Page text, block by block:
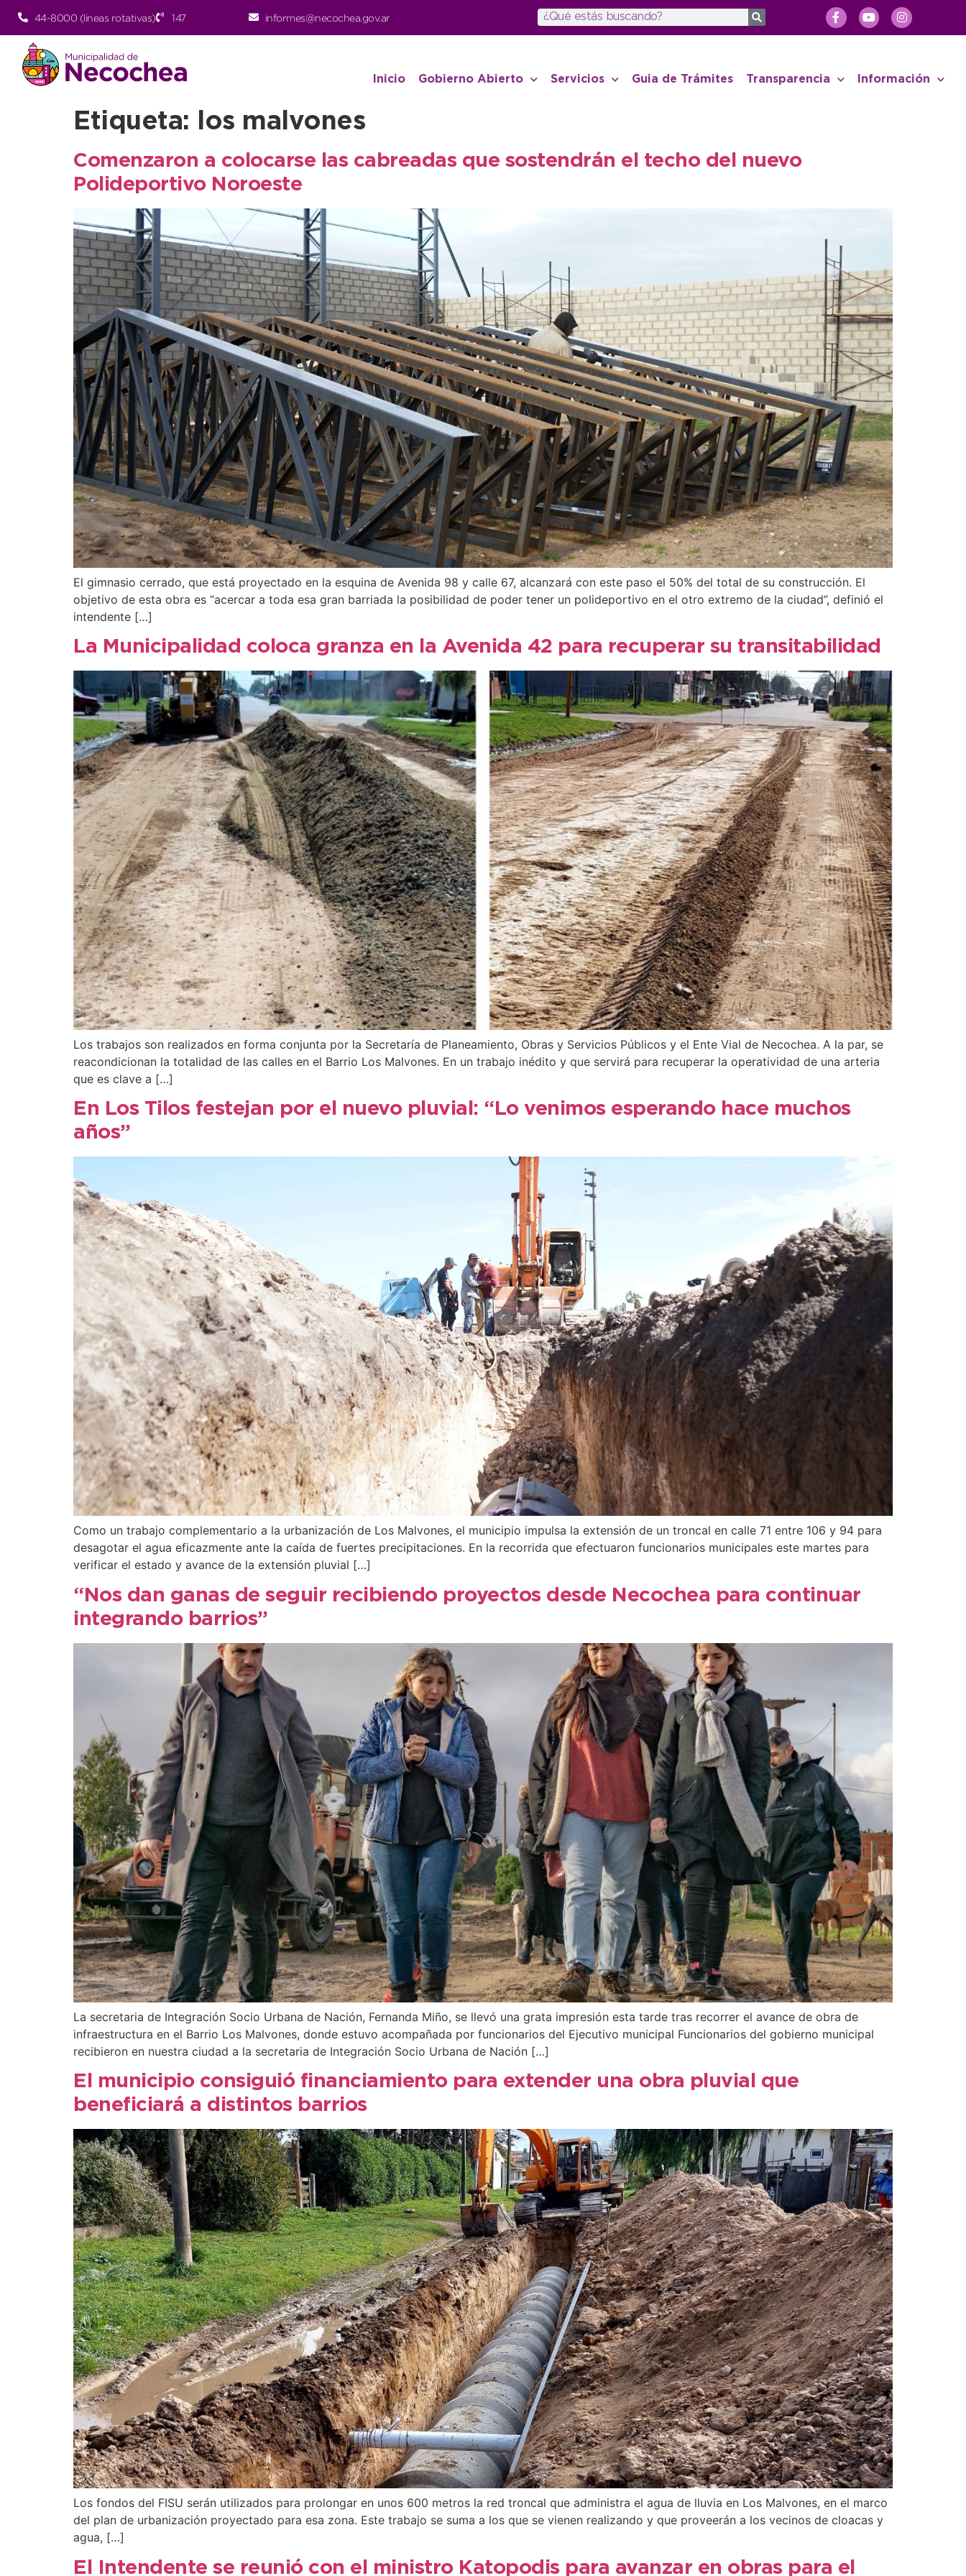
44-8000 (lineas rotativas) 147 informes@necochea.gov.ar
Inicio Gobierno Abierto Servicios Guia de Trámites Transparencia Información
Etiqueta: los malvones
Comenzaron a colocarse las cabreadas que sostendrán el techo del nuevo
Polideportivo Noroeste
El gimnasio cerrado, que está proyectado en la esquina de Avenida 98 y calle 67, alcanzará con este paso el 50% del total de su construcción. El
objetivo de esta obra es “acercar a toda esa gran barriada la posibilidad de poder tener un polideportivo en el otro extremo de la ciudad”, definió el
intendente […]
La Municipalidad coloca granza en la Avenida 42 para recuperar su transitabilidad
Los trabajos son realizados en forma conjunta por la Secretaría de Planeamiento, Obras y Servicios Públicos y el Ente Vial de Necochea. A la par, se
reacondicionan la totalidad de las calles en el Barrio Los Malvones. En un trabajo inédito y que servirá para recuperar la operatividad de una arteria
que es clave a […]
En Los Tilos festejan por el nuevo pluvial: “Lo venimos esperando hace muchos
años”
Como un trabajo complementario a la urbanización de Los Malvones, el municipio impulsa la extensión de un troncal en calle 71 entre 106 y 94 para
desagotar el agua eficazmente ante la caída de fuertes precipitaciones. En la recorrida que efectuaron funcionarios municipales este martes para
verificar el estado y avance de la extensión pluvial […]
“Nos dan ganas de seguir recibiendo proyectos desde Necochea para continuar
integrando barrios”
La secretaria de Integración Socio Urbana de Nación, Fernanda Miño, se llevó una grata impresión esta tarde tras recorrer el avance de obra de
infraestructura en el Barrio Los Malvones, donde estuvo acompañada por funcionarios del Ejecutivo municipal Funcionarios del gobierno municipal
recibieron en nuestra ciudad a la secretaria de Integración Socio Urbana de Nación […]
El municipio consiguió financiamiento para extender una obra pluvial que
beneficiará a distintos barrios
Los fondos del FISU serán utilizados para prolongar en unos 600 metros la red troncal que administra el agua de lluvia en Los Malvones, en el marco
del plan de urbanización proyectado para esa zona. Este trabajo se suma a los que se vienen realizando y que proveerán a los vecinos de cloacas y
agua, […]
El Intendente se reunió con el ministro Katopodis para avanzar en obras para el